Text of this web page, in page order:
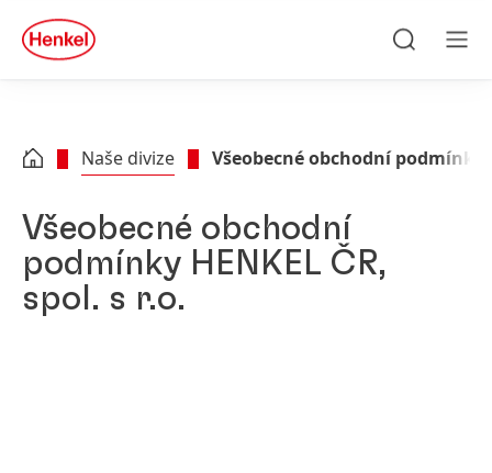
Skip to footer
quick
search
Naše divize Všeobecné obchodní podmínky
Všeobecné obchodní
podmínky HENKEL ČR,
spol. s r.o.